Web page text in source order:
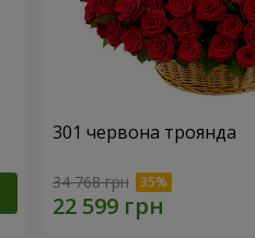
301 червона троянда
34 768 грн